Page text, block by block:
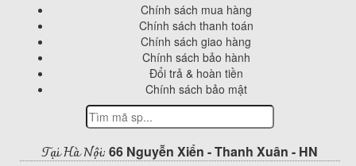
Chính sách mua hàng
Chính sách thanh toán
Chính sách giao hàng
Chính sách bảo hành
Đổi trả & hoàn tiền
Chính sách bảo mật
Tại Hà Nội: 66 Nguyễn Xiển - Thanh Xuân - HN